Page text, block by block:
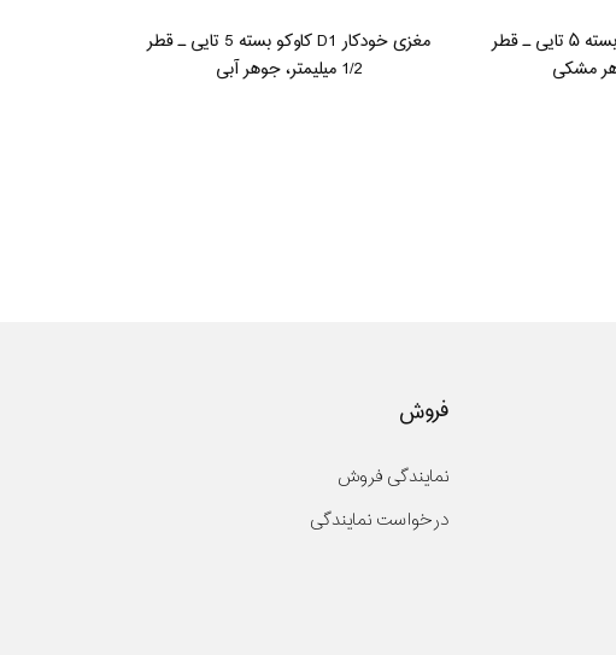
مغزی خودکار D1 کاوکو، بسته ۵ تایی ـ قطر
مغزی خودکار D1 کاوکو بسته 5 تایی ـ قطر
1/2 میلیمتر، جوهر آبی
فروش
نمایندگی فروش
درخواست نمایندگی